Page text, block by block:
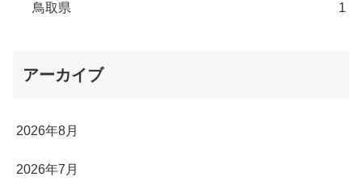
鳥取県 1
アーカイブ
2026年8月
2026年7月